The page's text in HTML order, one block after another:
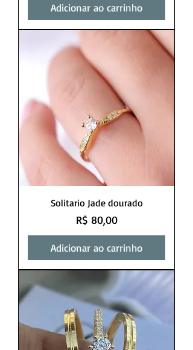
Adicionar ao carrinho
Solitario Jade dourado
Preço
R$ 80,00
Adicionar ao carrinho